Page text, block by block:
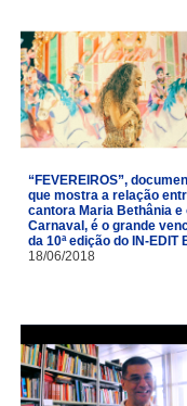
“FEVEREIROS”,
que mostra a relação
cantora Maria Bethânia e
Carnaval, é o grande
da 10ª edição do IN-EDIT
18/06/2018